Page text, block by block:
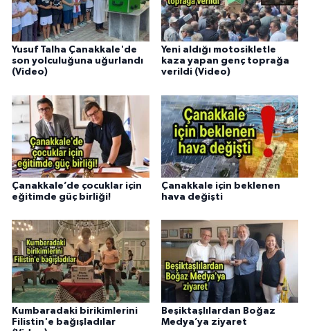
Yusuf Talha Çanakkale'de
son yolculuğuna uğurlandı
(Video)
Yeni aldığı motosikletle
kaza yapan genç toprağa
verildi (Video)
Çanakkale’de çocuklar için
eğitimde güç birliği!
Çanakkale için beklenen
hava değişti
Kumbaradaki birikimlerini
Filistin'e bağışladılar
Beşiktaşlılardan Boğaz
Medya’ya ziyaret